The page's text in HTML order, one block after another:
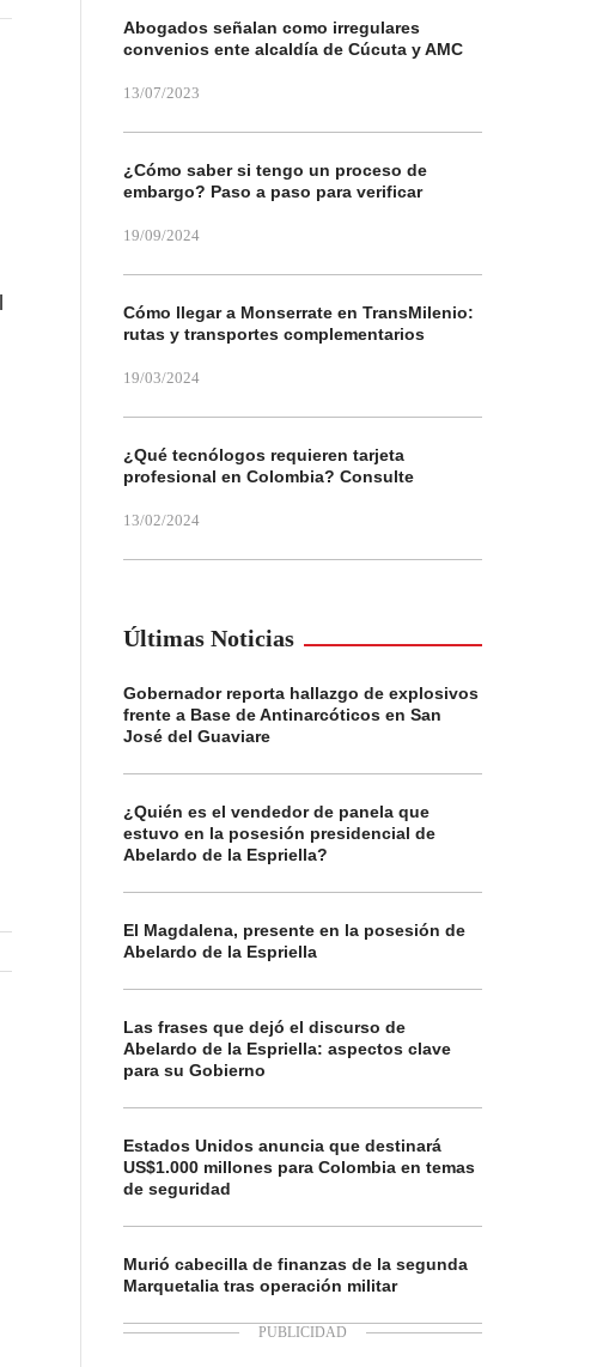
Abogados señalan como irregulares
convenios ente alcaldía de Cúcuta y AMC
13/07/2023
¿Cómo saber si tengo un proceso de
embargo? Paso a paso para verificar
19/09/2024
Cómo llegar a Monserrate en TransMilenio:
rutas y transportes complementarios
19/03/2024
¿Qué tecnólogos requieren tarjeta
profesional en Colombia? Consulte
13/02/2024
Últimas Noticias
Gobernador reporta hallazgo de explosivos
frente a Base de Antinarcóticos en San
José del Guaviare
¿Quién es el vendedor de panela que
estuvo en la posesión presidencial de
Abelardo de la Espriella?
El Magdalena, presente en la posesión de
Abelardo de la Espriella
Las frases que dejó el discurso de
Abelardo de la Espriella: aspectos clave
para su Gobierno
Estados Unidos anuncia que destinará
US$1.000 millones para Colombia en temas
de seguridad
Murió cabecilla de finanzas de la segunda
Marquetalia tras operación militar